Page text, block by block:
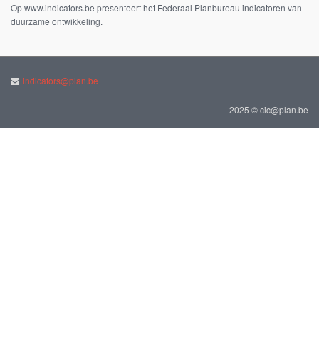
Op www.indicators.be presenteert het Federaal Planbureau indicatoren van
duurzame ontwikkeling.
indicators@plan.be
2025 © cic@plan.be